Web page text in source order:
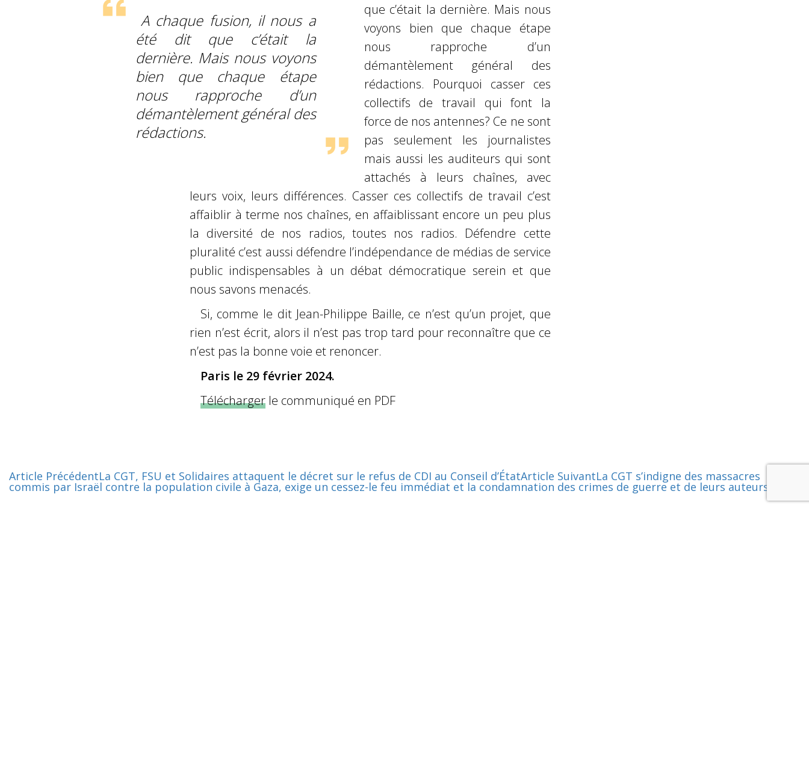
A chaque fusion, il nous a
été dit que c’était la
dernière. Mais nous voyons
bien que chaque étape
nous rapproche d’un
démantèlement général des
rédactions.
que c’était la dernière. Mais nous
voyons bien que chaque étape
nous rapproche d’un
démantèlement général des
rédactions. Pourquoi casser ces
collectifs de travail qui font la
force de nos antennes? Ce ne sont
pas seulement les journalistes
mais aussi les auditeurs qui sont
attachés à leurs chaînes, avec
leurs voix, leurs différences. Casser ces collectifs de travail c’est
affaiblir à terme nos chaînes, en affaiblissant encore un peu plus
la diversité de nos radios, toutes nos radios. Défendre cette
pluralité c’est aussi défendre l’indépendance de médias de service
public indispensables à un débat démocratique serein et que
nous savons menacés.
Si, comme le dit Jean-Philippe Baille, ce n’est qu’un projet, que
rien n’est écrit, alors il n’est pas trop tard pour reconnaître que ce
n’est pas la bonne voie et renoncer.
Paris le 29 février 2024.
Téléchargerle communiqué en PDF
Article PrécédentLa CGT, FSU et Solidaires attaquent le décret sur le refus de CDI au Conseil d’ÉtatArticle SuivantLa CGT s’indigne des massacres
commis par Israël contre la population civile à Gaza, exige un cessez-le feu immédiat et la condamnation des crimes de guerre et de leurs auteurs